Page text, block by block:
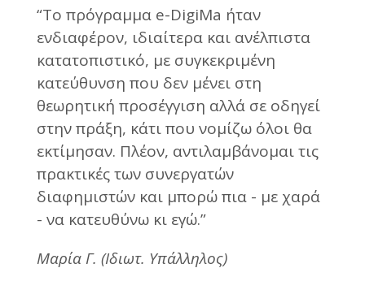
“Tο πρόγραμμα e-DigiMa ήταν
ενδιαφέρον, ιδιαίτερα και ανέλπιστα
κατατοπιστικό, με συγκεκριμένη
κατεύθυνση που δεν μένει στη
θεωρητική προσέγγιση αλλά σε οδηγεί
στην πράξη, κάτι που νομίζω όλοι θα
εκτίμησαν. Πλέον, αντιλαμβάνομαι τις
πρακτικές των συνεργατών
διαφημιστών και μπορώ πια - με χαρά
- να κατευθύνω κι εγώ.”
Μαρία Γ. (Ιδιωτ. Υπάλληλος)